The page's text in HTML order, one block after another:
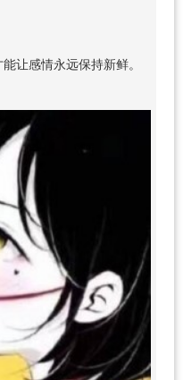
让感情永远保持新鲜。